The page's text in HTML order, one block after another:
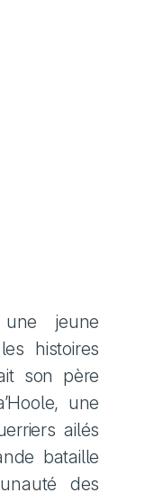
jeune
histoires
son père
une
ailés
bataille
des